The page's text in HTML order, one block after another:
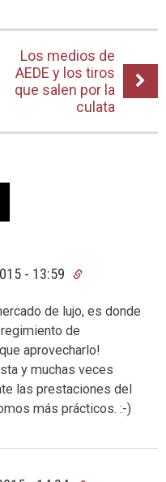
Los medios de
AEDE y los tiros
que salen por la
culata
- 13:59
de lujo, es donde
de
aprovecharlo!
y muchas veces
las prestaciones del
más prácticos. :-)